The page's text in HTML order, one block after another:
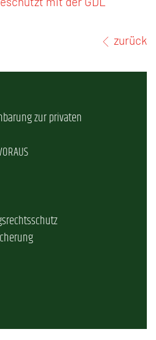
zurück
zur privaten